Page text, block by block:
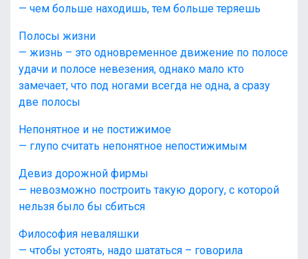
— чем больше находишь, тем больше теряешь
Полосы жизни
— жизнь – это одновременное движение по полосе
удачи и полосе невезения, однако мало кто
замечает, что под ногами всегда не одна, а сразу
две полосы
Непонятное и не постижимое
— глупо считать непонятное непостижимым
Девиз дорожной фирмы
— невозможно построить такую дорогу, с которой
нельзя было бы сбиться
Философия неваляшки
— чтобы устоять, надо шататься – говорила